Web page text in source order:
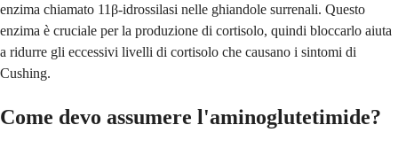
enzima chiamato 11β-idrossilasi nelle ghiandole surrenali. Questo
enzima è cruciale per la produzione di cortisolo, quindi bloccarlo aiuta
a ridurre gli eccessivi livelli di cortisolo che causano i sintomi di
Cushing.
Come devo assumere l'aminoglutetimide?